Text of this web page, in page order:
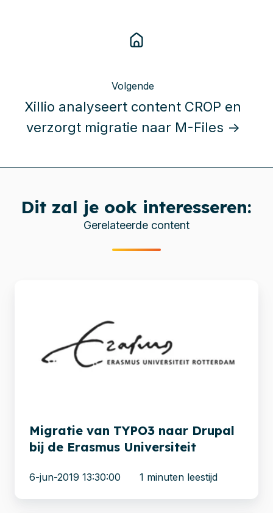
Volgende
Xillio analyseert content CROP en
verzorgt migratie naar M-Files →
Dit zal je ook interesseren:
Gerelateerde content
Drupal
Universiteit
Migratie van TYPO3 naar Drupal
bij de Erasmus Universiteit
6-jun-2019 13:30:00 1 minuten leestijd